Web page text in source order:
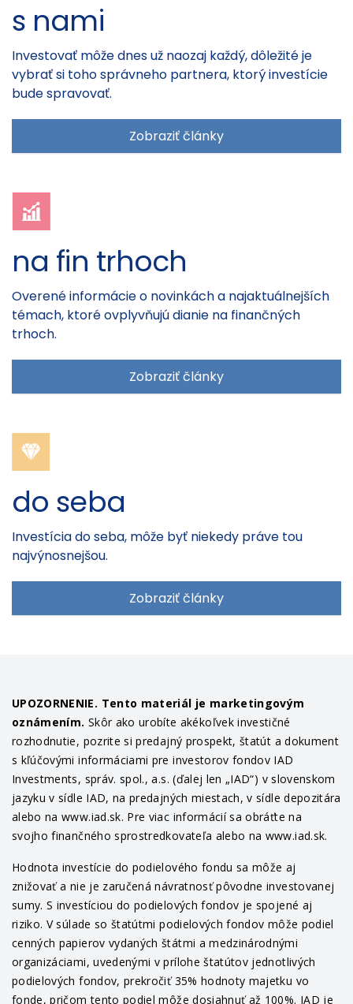
s nami
Investovať môže dnes už naozaj každý, dôležité je
vybrať si toho správneho partnera, ktorý investície
bude spravovať.
Zobraziť články
na fin trhoch
Overené informácie o novinkách a najaktuálnejších
témach, ktoré ovplyvňujú dianie na finančných
trhoch.
Zobraziť články
do seba
Investícia do seba, môže byť niekedy práve tou
najvýnosnejšou.
Zobraziť články
UPOZORNENIE. Tento materiál je marketingovým
oznámením. Skôr ako urobíte akékoľvek investičné
rozhodnutie, pozrite si predajný prospekt, štatút a dokument
s kľúčovými informáciami pre investorov fondov IAD
Investments, správ. spol., a.s. (ďalej len „IAD“) v slovenskom
jazyku v sídle IAD, na predajných miestach, v sídle depozitára
alebo na www.iad.sk. Pre viac informácií sa obráťte na
svojho finančného sprostredkovateľa alebo na www.iad.sk.
Hodnota investície do podielového fondu sa môže aj
znižovať a nie je zaručená návratnosť pôvodne investovanej
sumy. S investíciou do podielových fondov je spojené aj
riziko. V súlade so štatútmi podielových fondov môže podiel
cenných papierov vydaných štátmi a medzinárodnými
organizáciami, uvedenými v prílohe štatútov jednotlivých
podielových fondov, prekročiť 35% hodnoty majetku vo
fonde, pričom tento podiel môže dosiahnuť až 100%. IAD je